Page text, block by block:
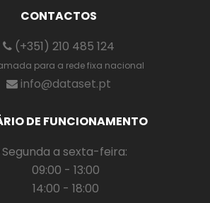
CONTACTOS
(+351) 210 485 124
para a rede fixa nacional
info@dataset.pt
DE FUNCIONAMENTO
Segunda a sexta-feira:
09:00 - 13:00
14:00 - 18:00